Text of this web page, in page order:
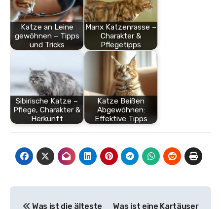
Katze an Leine
gewöhnen – Tipps
und Tricks
Manx Katzenrasse –
Charakter &
Pflegetipps
Sibirische Katze –
Pflege, Charakter &
Herkunft
Katze Beißen
Abgewöhnen:
Effektive Tipps
Was ist die älteste Was ist eine Kartäuser